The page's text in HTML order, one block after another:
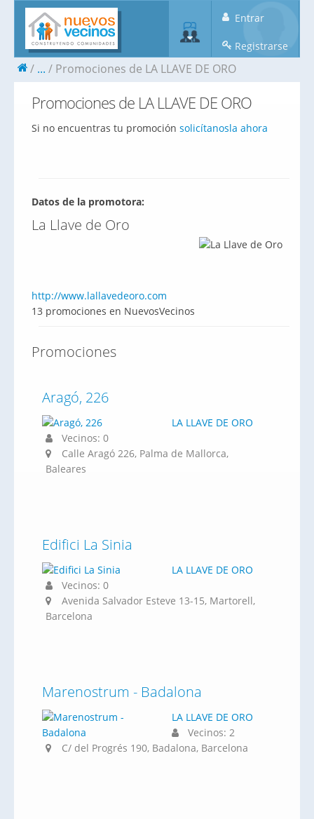
Entrar
Registrarse
... Promociones de LA LLAVE DE ORO
Promociones de LA LLAVE DE ORO
Si no encuentras tu promoción solicítanosla ahora
Datos de la promotora:
La Llave de Oro
http://www.lallavedeoro.com
13 promociones en NuevosVecinos
Promociones
Aragó, 226
LA LLAVE DE ORO
Vecinos: 0
Calle Aragó 226, Palma de Mallorca,
Baleares
Edifici La Sinia
LA LLAVE DE ORO
Vecinos: 0
Avenida Salvador Esteve 13-15, Martorell,
Barcelona
Marenostrum - Badalona
LA LLAVE DE ORO
Vecinos: 2
C/ del Progrés 190, Badalona, Barcelona